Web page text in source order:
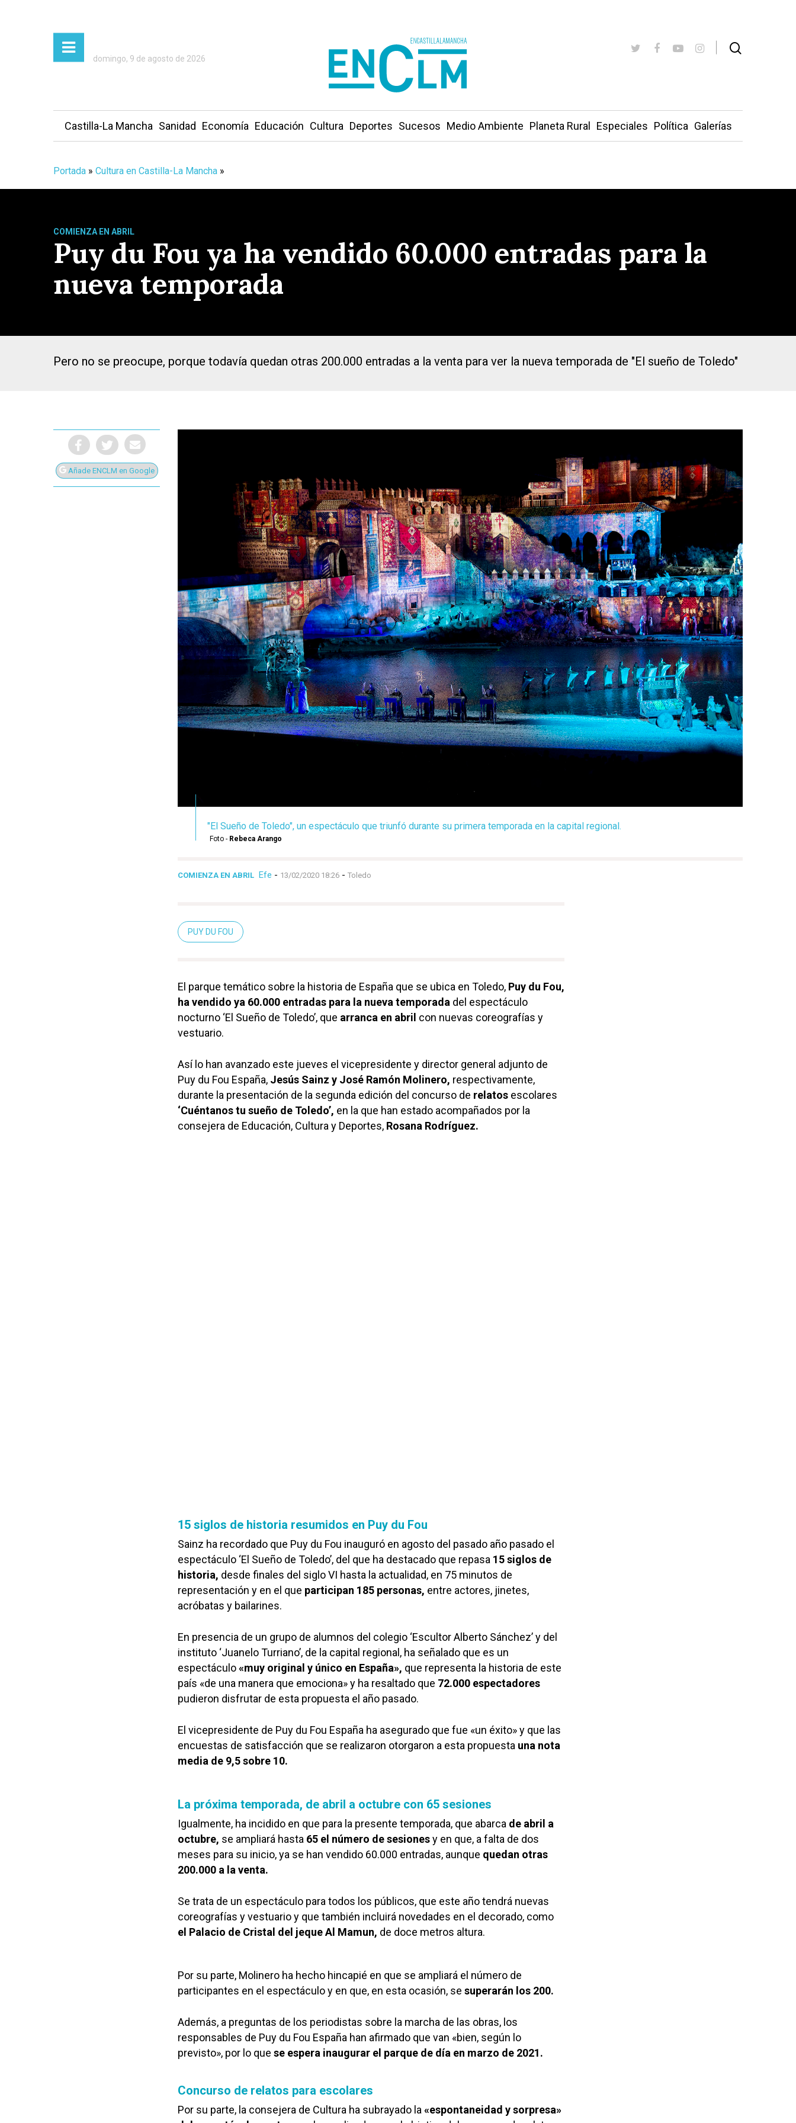
Presiona Intro para buscar o ESC para cerrar
domingo, 9 de agosto de 2026
Castilla-La Mancha Sanidad Economía Educación Cultura Deportes Sucesos Medio Ambiente Planeta Rural Especiales Política Galerías
Portada » Cultura en Castilla-La Mancha »
COMIENZA EN ABRIL
Puy du Fou ya ha vendido 60.000 entradas para la
nueva temporada
Pero no se preocupe, porque todavía quedan otras 200.000 entradas a la venta para ver la nueva temporada de "El sueño de Toledo"
Añade ENCLM en Google
"El Sueño de Toledo", un espectáculo que triunfó durante su primera temporada en la capital regional.
Foto - Rebeca Arango
COMIENZA EN ABRIL Efe - 13/02/2020 18:26 - Toledo
PUY DU FOU
El parque temático sobre la historia de España que se ubica en Toledo, Puy du Fou,
ha vendido ya 60.000 entradas para la nueva temporada del espectáculo
nocturno ‘El Sueño de Toledo’, que arranca en abril con nuevas coreografías y
vestuario.
Así lo han avanzado este jueves el vicepresidente y director general adjunto de
Puy du Fou España, Jesús Sainz y José Ramón Molinero, respectivamente,
durante la presentación de la segunda edición del concurso de relatos escolares
‘Cuéntanos tu sueño de Toledo’, en la que han estado acompañados por la
consejera de Educación, Cultura y Deportes, Rosana Rodríguez.
15 siglos de historia resumidos en Puy du Fou
Sainz ha recordado que Puy du Fou inauguró en agosto del pasado año pasado el
espectáculo ‘El Sueño de Toledo’, del que ha destacado que repasa 15 siglos de
historia, desde finales del siglo VI hasta la actualidad, en 75 minutos de
representación y en el que participan 185 personas, entre actores, jinetes,
acróbatas y bailarines.
En presencia de un grupo de alumnos del colegio ‘Escultor Alberto Sánchez’ y del
instituto ‘Juanelo Turriano’, de la capital regional, ha señalado que es un
espectáculo«muy original y único en España», que representa la historia de este
país «de una manera que emociona» y ha resaltado que 72.000 espectadores
pudieron disfrutar de esta propuesta el año pasado.
El vicepresidente de Puy du Fou España ha asegurado que fue «un éxito» y que las
encuestas de satisfacción que se realizaron otorgaron a esta propuesta una nota
media de 9,5 sobre 10.
La próxima temporada, de abril a octubre con 65 sesiones
Igualmente, ha incidido en que para la presente temporada, que abarca de abril a
octubre, se ampliará hasta 65 el número de sesionesy en que, a falta de dos
meses para su inicio, ya se han vendido 60.000 entradas, aunque quedan otras
200.000 a la venta.
Se trata de un espectáculo para todos los públicos, que este año tendrá nuevas
coreografías y vestuario y que también incluirá novedades en el decorado, como
el Palacio de Cristal del jeque Al Mamun, de doce metros altura.
Por su parte, Molinero ha hecho hincapié en que se ampliará el número de
participantes en el espectáculo y en que, en esta ocasión, se superarán los 200.
Además, a preguntas de los periodistas sobre la marcha de las obras, los
responsables de Puy du Fou España han afirmado que van «bien, según lo
previsto», por lo que se espera inaugurar el parque de día en marzo de 2021.
Concurso de relatos para escolares
Por su parte, la consejera de Cultura ha subrayado la «espontaneidad y sorpresa»